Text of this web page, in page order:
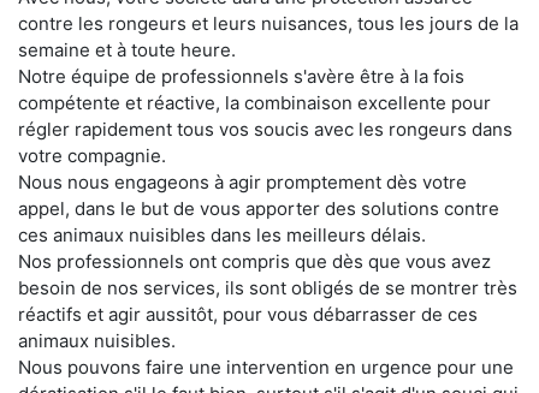
contre les rongeurs et leurs nuisances, tous les jours de la
semaine et à toute heure.
Notre équipe de professionnels s'avère être à la fois
compétente et réactive, la combinaison excellente pour
régler rapidement tous vos soucis avec les rongeurs dans
votre compagnie.
Nous nous engageons à agir promptement dès votre
appel, dans le but de vous apporter des solutions contre
ces animaux nuisibles dans les meilleurs délais.
Nos professionnels ont compris que dès que vous avez
besoin de nos services, ils sont obligés de se montrer très
réactifs et agir aussitôt, pour vous débarrasser de ces
animaux nuisibles.
Nous pouvons faire une intervention en urgence pour une